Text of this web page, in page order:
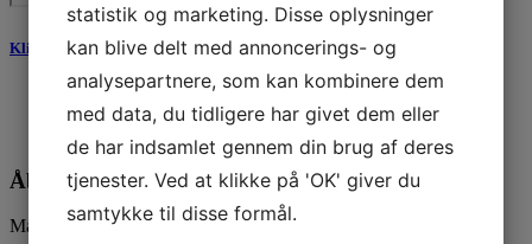
Klik for yderlig besøgsinformation
Åbningstider
Mandag
statistik og marketing. Disse oplysninger
kan blive delt med annoncerings- og
analysepartnere, som kan kombinere dem
med data, du tidligere har givet dem eller
de har indsamlet gennem din brug af deres
tjenester. Ved at klikke på 'OK' giver du
samtykke til disse formål.